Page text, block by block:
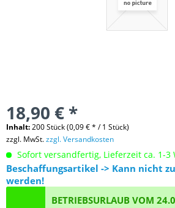
18,90 € *
Inhalt:200 Stück (0,09 € * / 1 Stück)
zzgl. MwSt.zzgl. Versandkosten
Sofort versandfertig, Lieferzeit ca. 1-3
Beschaffungsartikel -> Kann nicht
werden!
BETRIEBSURLAUB VOM